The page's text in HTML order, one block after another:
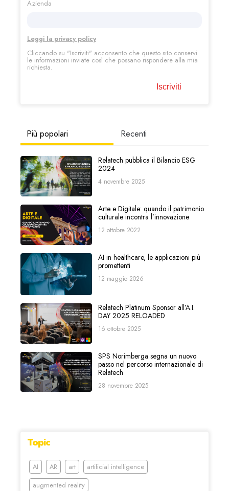
Azienda
Leggi la privacy policy
Cliccando su "Iscriviti" acconsento che questo sito conservi
le informazioni inviate così che possano rispondere alla mia
richiesta.
Più popolari Recenti
Relatech pubblica il Bilancio ESG
2024
4 novembre 2025
Arte e Digitale: quando il patrimonio
culturale incontra l’innovazione
12 ottobre 2022
AI in healthcare, le applicazioni più
promettenti
12 maggio 2026
Relatech Platinum Sponsor all’A.I.
DAY 2025 RELOADED
16 ottobre 2025
SPS Norimberga segna un nuovo
passo nel percorso internazionale di
Relatech
28 novembre 2025
Topic
AI AR art
artificial intelligence
augmented reality